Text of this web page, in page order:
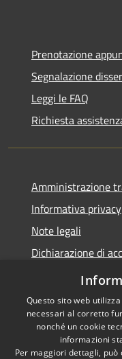
Prenotazione
Segnalazione
Leggi le FAQ
Richiesta
Amministrazione
Informativa privacy
Note legali
Dichiarazione di
Privacy e
Questo sito web
necessari al corretto
nonché un cookie
informazioni
Per maggiori dettagli, può